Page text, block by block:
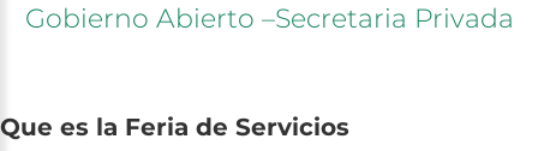
Gobierno Abierto –Secretaria Privada
Que es la Feria de Servicios